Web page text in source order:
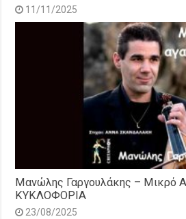
11/11/2025
Μανώλης Γαργουλάκης – Μικρό
ΚΥΚΛΟΦΟΡΙΑ
23/08/2025